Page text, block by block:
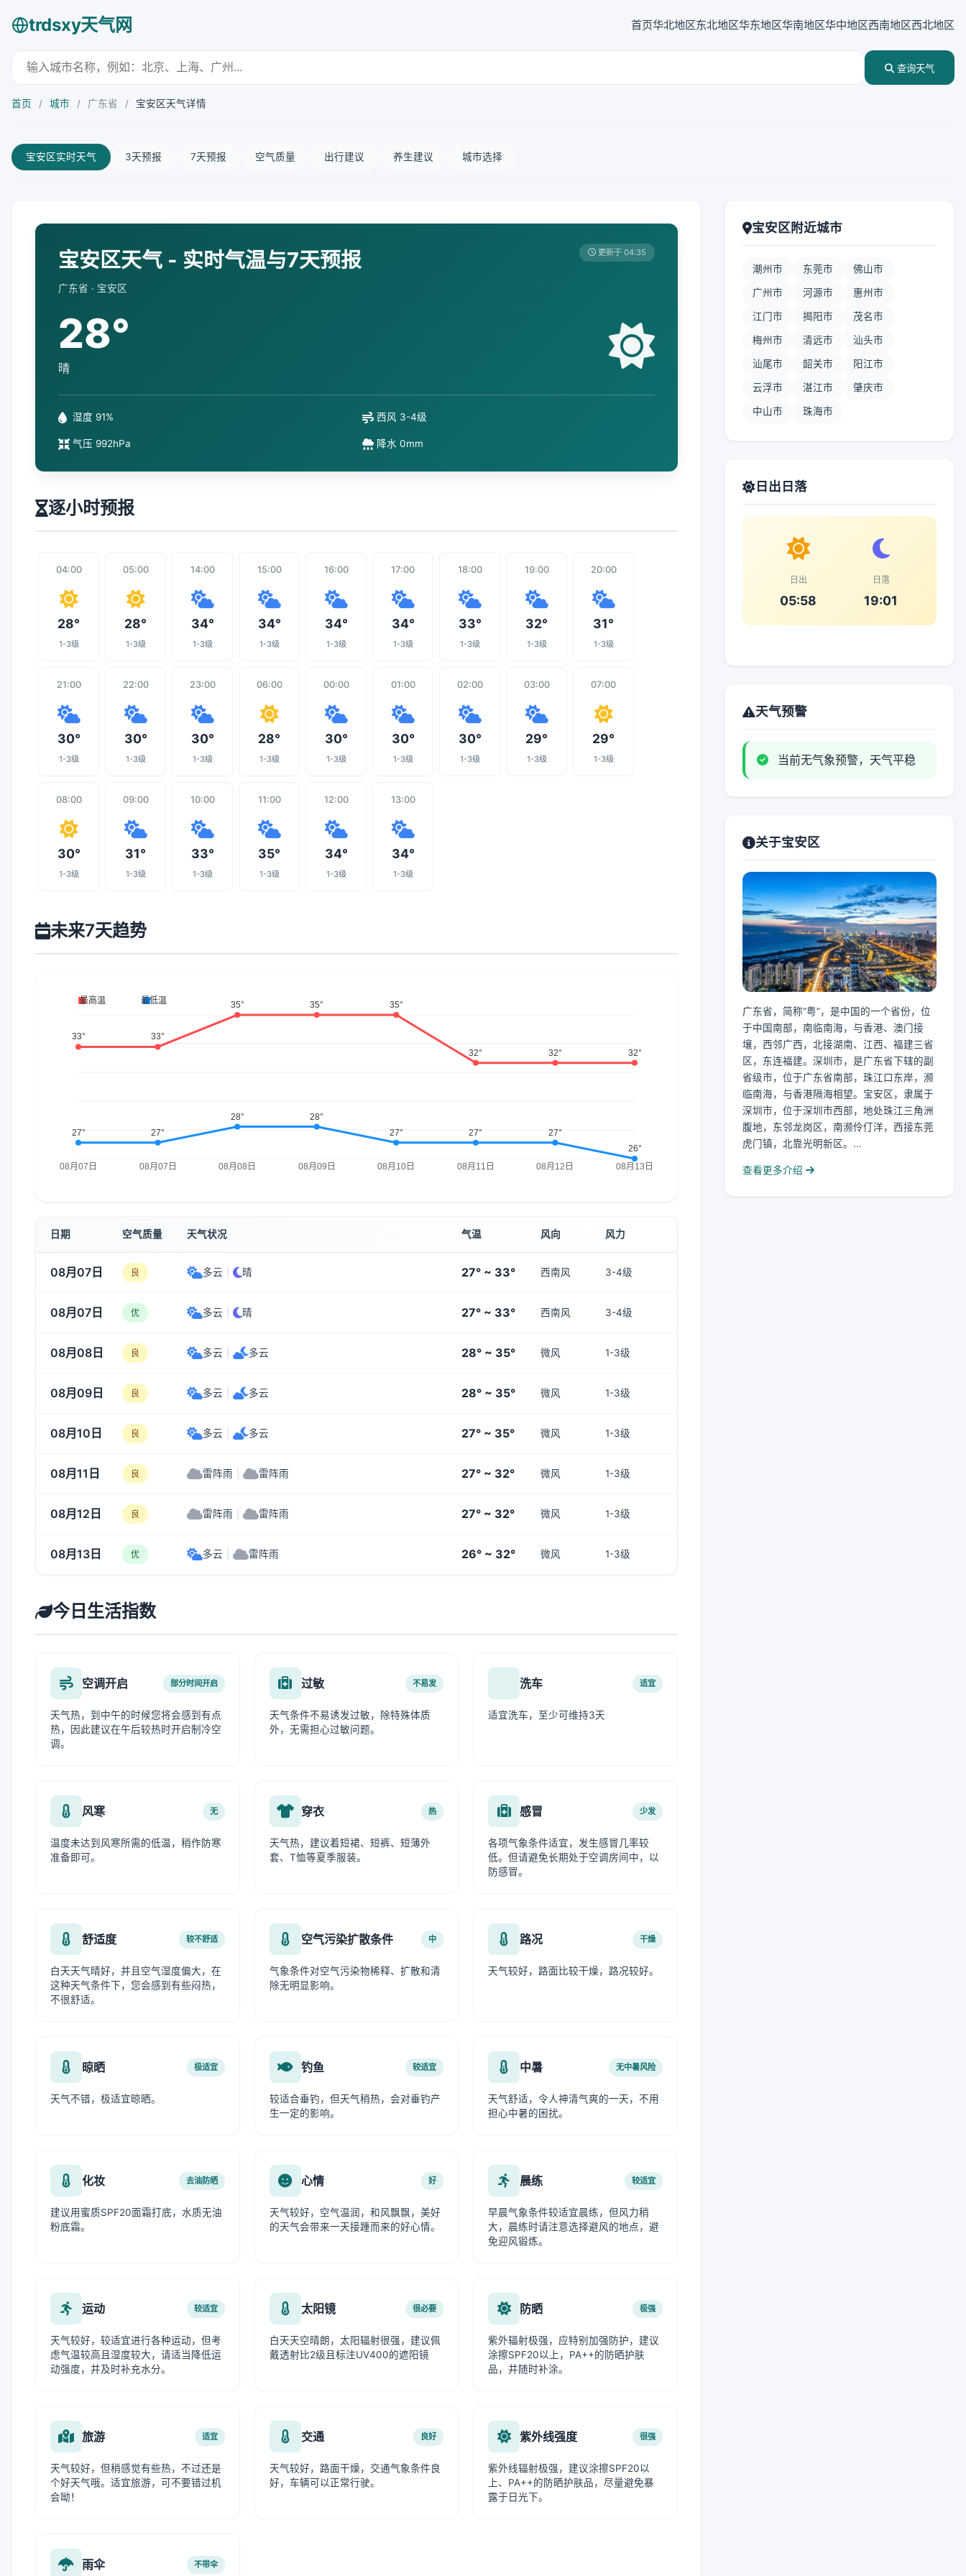
trdsxy天气网 首页华北地区东北地区华东地区华南地区华中地区西南地区西北地区
查询天气
首页 / 城市 / 广东省 / 宝安区天气详情
宝安区实时天气 3天预报 7天预报 空气质量 出行建议 养生建议 城市选择
宝安区天气 - 实时气温与7天预报
广东省 · 宝安区
更新于 04:35
28°
晴
湿度 91% 西风 3-4级
气压 992hPa 降水 0mm
逐小时预报
04:00
28°
1-3级
05:00
28°
1-3级
14:00
34°
1-3级
15:00
34°
1-3级
16:00
34°
1-3级
17:00
34°
1-3级
18:00
33°
1-3级
19:00
32°
1-3级
20:00
31°
1-3级
21:00
30°
1-3级
22:00
30°
1-3级
23:00
30°
1-3级
06:00
28°
1-3级
00:00
30°
1-3级
01:00
30°
1-3级
02:00
30°
1-3级
03:00
29°
1-3级
07:00
29°
1-3级
08:00
30°
1-3级
09:00
31°
1-3级
10:00
33°
1-3级
11:00
35°
1-3级
12:00
34°
1-3级
13:00
34°
1-3级
未来7天趋势
日期 空气质量 天气状况 气温 风向 风力
08月07日 良 多云 晴 27° ~ 33° 西南风 3-4级
08月07日 优 多云 晴 27° ~ 33° 西南风 3-4级
08月08日 良 多云 多云 28° ~ 35° 微风 1-3级
08月09日 良 多云 多云 28° ~ 35° 微风 1-3级
08月10日 良 多云 多云 27° ~ 35° 微风 1-3级
08月11日 良 雷阵雨 雷阵雨 27° ~ 32° 微风 1-3级
08月12日 良 雷阵雨 雷阵雨 27° ~ 32° 微风 1-3级
08月13日 优 多云 雷阵雨 26° ~ 32° 微风 1-3级
今日生活指数
空调开启 部分时间开启
天气热，到中午的时候您将会感到有点
热，因此建议在午后较热时开启制冷空
调。
过敏 不易发
天气条件不易诱发过敏，除特殊体质
外，无需担心过敏问题。
洗车 适宜
适宜洗车，至少可维持3天
风寒 无
温度未达到风寒所需的低温，稍作防寒
准备即可。
穿衣 热
天气热，建议着短裙、短裤、短薄外
套、T恤等夏季服装。
感冒 少发
各项气象条件适宜，发生感冒几率较
低。但请避免长期处于空调房间中，以
防感冒。
舒适度 较不舒适
白天天气晴好，并且空气湿度偏大，在
这种天气条件下，您会感到有些闷热，
不很舒适。
空气污染扩散条件 中
气象条件对空气污染物稀释、扩散和清
除无明显影响。
路况 干燥
天气较好，路面比较干燥，路况较好。
晾晒 极适宜
天气不错，极适宜晾晒。
钓鱼 较适宜
较适合垂钓，但天气稍热，会对垂钓产
生一定的影响。
中暑 无中暑风险
天气舒适，令人神清气爽的一天，不用
担心中暑的困扰。
化妆 去油防晒
建议用蜜质SPF20面霜打底，水质无油
粉底霜。
心情 好
天气较好，空气温润，和风飘飘，美好
的天气会带来一天接踵而来的好心情。
晨练 较适宜
早晨气象条件较适宜晨练，但风力稍
大，晨练时请注意选择避风的地点，避
免迎风锻炼。
运动 较适宜
天气较好，较适宜进行各种运动，但考
虑气温较高且湿度较大，请适当降低运
动强度，并及时补充水分。
太阳镜 很必要
白天天空晴朗，太阳辐射很强，建议佩
戴透射比2级且标注UV400的遮阳镜
防晒 极强
紫外辐射极强，应特别加强防护，建议
涂擦SPF20以上，PA++的防晒护肤
品，并随时补涂。
旅游 适宜
天气较好，但稍感觉有些热，不过还是
个好天气哦。适宜旅游，可不要错过机
会呦！
交通 良好
天气较好，路面干燥，交通气象条件良
好，车辆可以正常行驶。
紫外线强度 很强
紫外线辐射极强，建议涂擦SPF20以
上、PA++的防晒护肤品，尽量避免暴
露于日光下。
雨伞 不带伞
宝安区附近城市
潮州市 东莞市 佛山市
广州市 河源市 惠州市
江门市 揭阳市 茂名市
梅州市 清远市 汕头市
汕尾市 韶关市 阳江市
云浮市 湛江市 肇庆市
中山市 珠海市
日出日落
日出
05:58
日落
19:01
天气预警
当前无气象预警，天气平稳
关于宝安区
广东省，简称“粤”，是中国的一个省份，位
于中国南部，南临南海，与香港、澳门接
壤，西邻广西，北接湖南、江西、福建三省
区，东连福建。深圳市，是广东省下辖的副
省级市，位于广东省南部，珠江口东岸，濒
临南海，与香港隔海相望。宝安区，隶属于
深圳市，位于深圳市西部，地处珠江三角洲
腹地，东邻龙岗区，南濒伶仃洋，西接东莞
虎门镇，北靠光明新区。...
查看更多介绍